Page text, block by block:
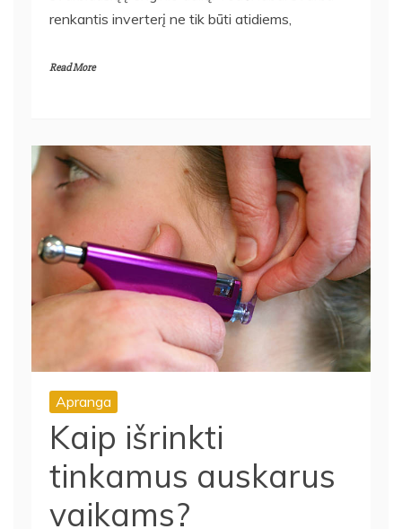
renkantis inverterį ne tik būti atidiems,
Read More
Apranga
Kaip išrinkti
tinkamus auskarus
vaikams?